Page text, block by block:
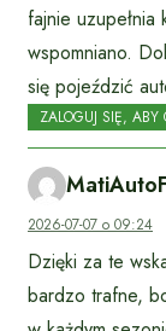
fajnie
wspomniano.
się pojeździć
ZALOGUJ SIĘ, ABY
2026-07-07 o 09:24
Dzięki za te
bardzo trafne,